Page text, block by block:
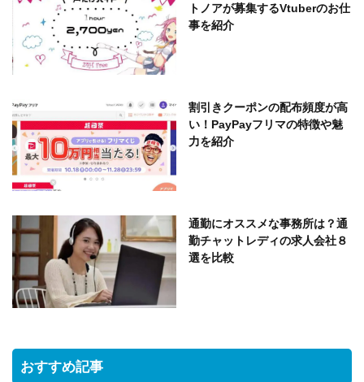
トノアが募集するVtuberのお仕
事を紹介
割引きクーポンの配布頻度が高
い！PayPayフリマの特徴や魅
力を紹介
通勤にオススメな事務所は？通
勤チャットレディの求人会社８
選を比較
おすすめ記事